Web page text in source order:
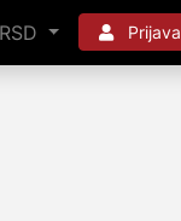
RSD Prijava